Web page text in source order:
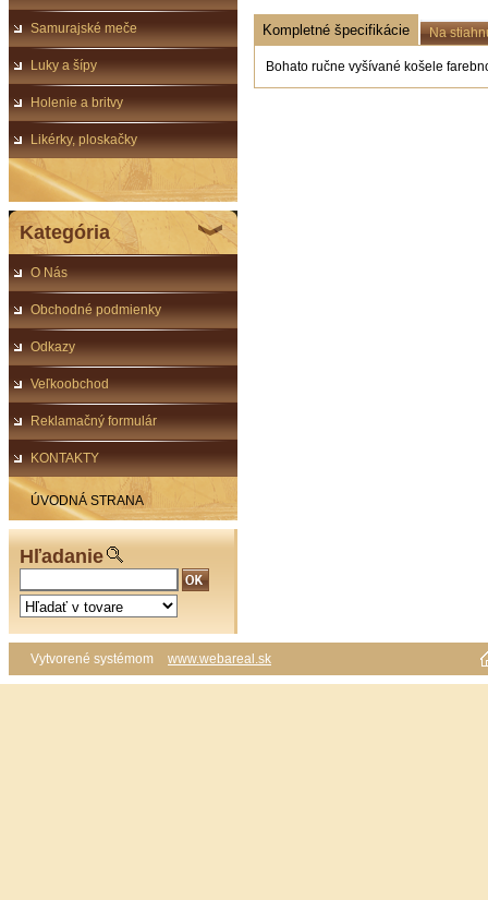
Samurajské meče
Luky a šípy
Holenie a britvy
Likérky, ploskačky
Kategória
O Nás
Obchodné podmienky
Odkazy
Veľkoobchod
Reklamačný formulár
KONTAKTY
ÚVODNÁ STRANA
Hľadanie
Kompletné špecifikácie Na
Bohato ručne vyšívané košele
Vytvorené systémom www.webareal.sk